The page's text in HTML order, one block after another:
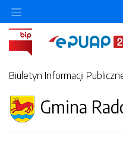
Biuletyn Informacji
Gmina